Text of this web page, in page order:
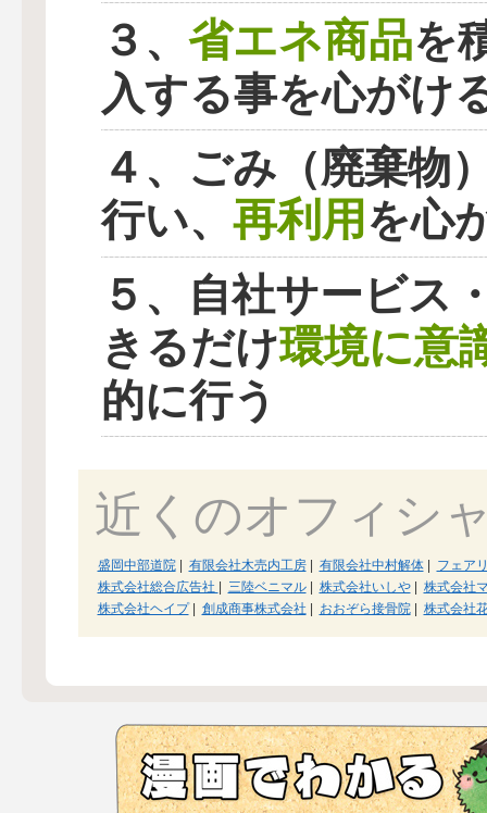
３、 省エネ商品を
入する事を心がけ
４、ごみ（廃棄物
行い、 再利用を心
５、自社サービス
きるだけ環境に意
的に行う
近くのオフィシ
盛岡中部道院| 有限会社木売内工房| 有限会社中村解体|
フェ
株式会社総合広告社
三陸ベニマル| 株式会社いしや|
株式会社
株式会社ヘイプ| 創成商事株式会社 おおぞら接骨院| 株式会社